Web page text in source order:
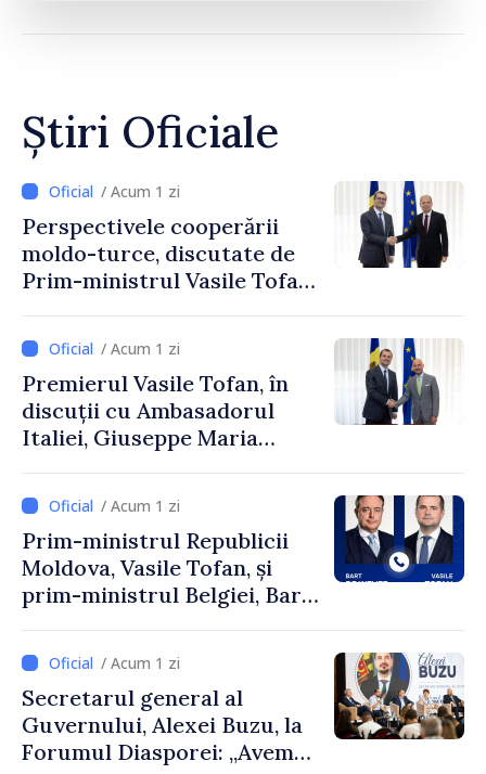
Știri Oficiale
/ Acum 1 zi
Perspectivele cooperării
moldo-turce, discutate de
Prim-ministrul Vasile Tofan
Uygar Mustafa Sertel
/ Acum 1 zi
Premierul Vasile Tofan, în
discuții cu Ambasadorul
Italiei, Giuseppe Maria
/ Acum 1 zi
Prim-ministrul Republicii
Moldova, Vasile Tofan, și
prim-ministrul Belgiei, Bart
despre parcursul european
al Republicii Moldova.
/ Acum 1 zi
Secretarul general al
Guvernului, Alexei Buzu, la
Forumul Diasporei: „Avem